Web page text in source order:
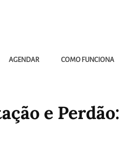
AGENDAR COMO FUNCIONA
e